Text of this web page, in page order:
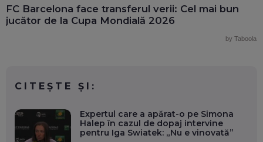
FC Barcelona face transferul verii: Cel mai bun
jucător de la Cupa Mondială 2026
by Taboola
CITEȘTE ȘI:
Expertul care a apărat-o pe Simona
Halep în cazul de dopaj intervine
pentru Iga Swiatek: „Nu e vinovată”